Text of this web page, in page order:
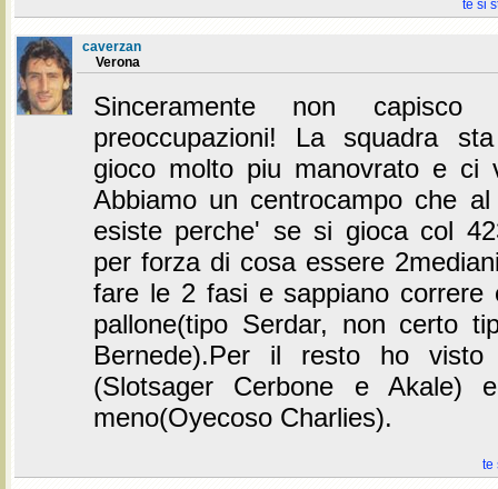
te si
caverzan
Verona
Sinceramente non capisco
preoccupazioni! La squadra
gioco molto piu manovrato e ci
Abbiamo un centrocampo che
esiste perche' se si gioca col
per forza di cosa essere
fare le 2 fasi e sappiano correre
pallone(tipo Serdar, non certo
Bernede).Per il resto ho visto
(Slotsager Cerbone e Akale)
meno(Oyecoso Charlies).
te